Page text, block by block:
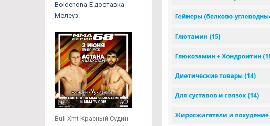
Boldenona-E доставка
Мелеуз.
Bull Xmt Красный Судин